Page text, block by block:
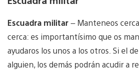
Escuadra militar – Manteneos
cerca: es importantísimo que os
ayudaros los unos a los otros. Si el
alguien, los demás podrán acudir a